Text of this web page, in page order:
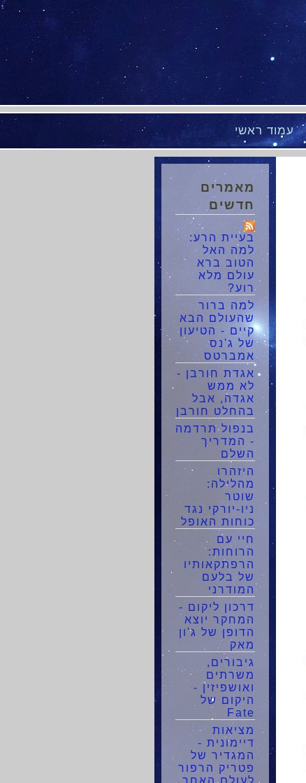
עמוד ראשי
מאמרים
חדשים
בעיית הרע:
למה האל
הטוב ברא
עולם מלא
רוע?
למה ברור
שהעולם הבא
קיים - הטיעון
של ג'נס
אמברטס
אגדת חורבן -
לא ממש
אגדה, אבל
בהחלט חורבן
בנפול תרדמה
- המדריך
השלם
היזהרו
מהלילה:
שוטר
ניו-יורקי נגד
כוחות האופל
חיי עם
הרוחות:
הרפתקאותיו
של בלעם
המודרני
דרכון ליקום -
המחקר יוצא
הדופן של ג'ון
מאק
גיבורים,
משרתים
ואושפיזין -
היקום של
Fate
מציאות
דיימונית -
המגדיר של
פטריק הרפור
לעולם האחר